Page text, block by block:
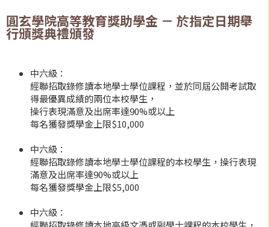
圓玄學院高等教育獎助學金 － 於指定日期舉
行頒獎典禮頒發
中六級：
經聯招取錄修讀本地學士學位課程，並於同屆公開考試取
得最優異成績的兩位本校學生，
操行表現滿意及出席率達90%或以上
每名獲發獎學金上限$10,000
中六級：
經聯招取錄修讀本地學士學位課程的本校學生，操行表現
滿意及出席率達90%或以上
每名獲發獎學金上限$5,000
中六級：